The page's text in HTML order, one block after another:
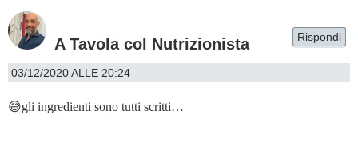
A Tavola col Nutrizionista
03/12/2020 ALLE 20:24
😅gli ingredienti sono tutti scritti…
Rispondi